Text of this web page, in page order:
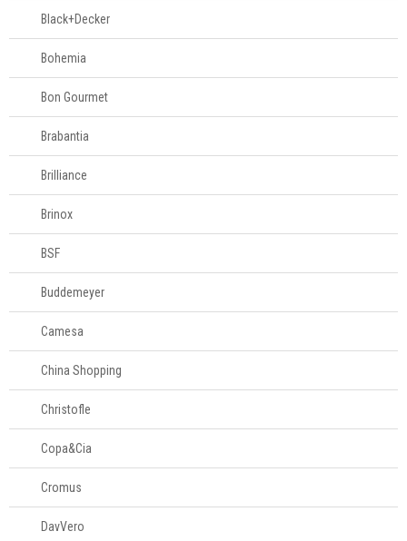
Potes para
mantimentos
Pratos para bolo
Queijeiras
Acessórios para
servir
Panelas
Eletros
Mesa
Cama e banho
Móveis
Black+Decker
Bohemia
Bon Gourmet
Brabantia
Brilliance
Brinox
BSF
Buddemeyer
Camesa
China Shopping
Christofle
Copa&Cia
Cromus
DavVero